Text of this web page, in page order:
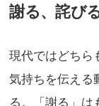
謝る、詫び
現代ではどちら
気持ちを伝える
る。「謝る」は